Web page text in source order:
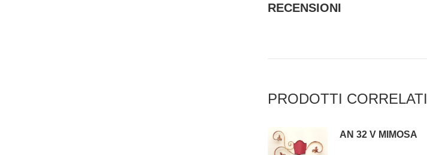
RECENSIONI
PRODOTTI CORRELATI
AN 32 V MIMOSA